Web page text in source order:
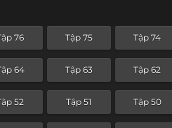
76 Tập 75 Tập 74
64 Tập 63 Tập 62
52 Tập 51 Tập 50